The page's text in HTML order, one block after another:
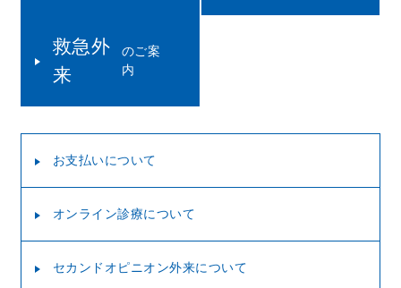
救急外
来
のご案
内
お支払いについて
オンライン診療について
セカンドオピニオン外来について